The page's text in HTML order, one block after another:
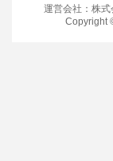
運営会社：株
Copyright